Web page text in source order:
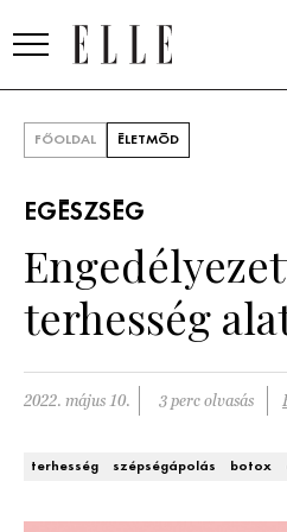
SZÉPSÉG
PSZICHÉ
ÉLETMÓD
FŐOLDAL ÉLETMÓD
EGÉSZSÉG
terhesség
2022. május 10. 3 perc olvasás
terhesség szépségápolás botox